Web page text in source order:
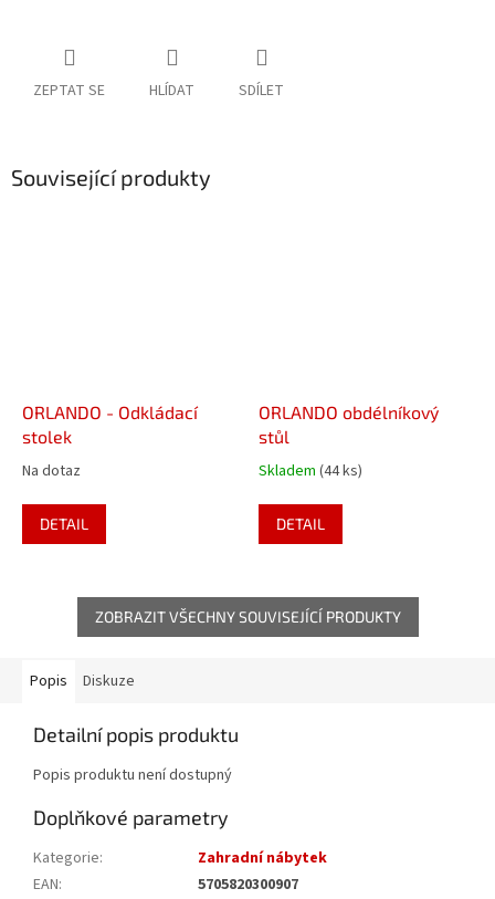
ZEPTAT SE HLÍDAT SDÍLET
Související produkty
ORLANDO - Odkládací
stolek
Na dotaz
DETAIL
ORLANDO obdélníkový
stůl
Skladem (44 ks)
DETAIL
ZOBRAZIT VŠECHNY SOUVISEJÍCÍ PRODUKTY
Popis Diskuze
Detailní popis produktu
Popis produktu není dostupný
Doplňkové parametry
Kategorie:
Zahradní nábytek
EAN:
5705820300907